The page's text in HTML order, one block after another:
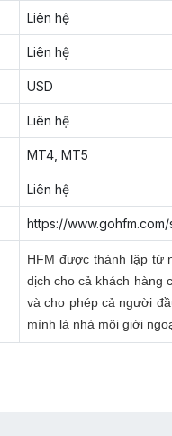
Liên hệ
Liên hệ
USD
Liên hệ
MT4, MT5
Liên hệ
https://www.gohfm.com/
HFM được thành lập từ
dịch cho cả khách hàng
và cho phép cả người
mình là nhà môi giới